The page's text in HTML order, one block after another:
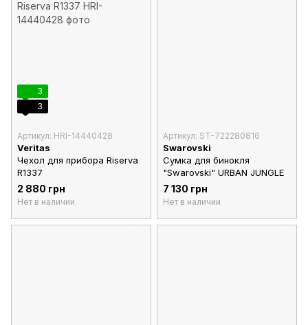
3
3
Артикул: HRI-14440428
Veritas
Чехол для прибора Riserva
R1337
2 880 грн
Нет в наличии
Артикул: ST-722280816
Swarovski
Сумка для бинокля
"Swarovski" URBAN JUNGLE
7 130 грн
Нет в наличии